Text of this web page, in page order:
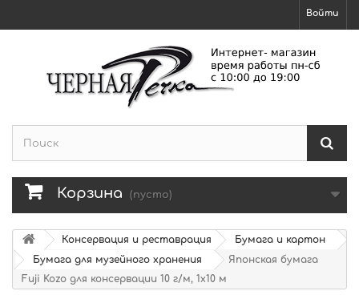
Войти
Корзина (пусто)
Консервация и реставрация
Бумага и картон
Бумага для музейного хранения
Японская бумага
Fuji Kozo для консервации 10 г/м, 1х10 м